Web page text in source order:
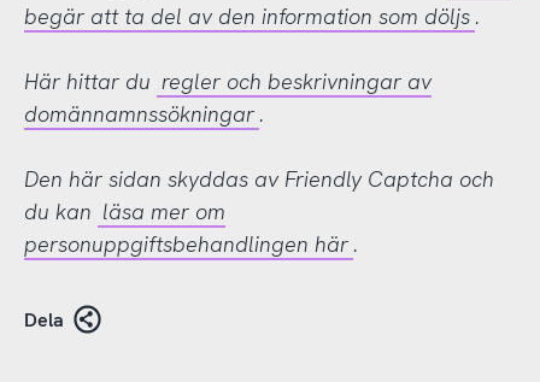
begär att ta del av den information som döljs .
Här hittar du regler och beskrivningar av
domännamnssökningar .
Den här sidan skyddas av Friendly Captcha och
du kan läsa mer om
personuppgiftsbehandlingen här .
Dela